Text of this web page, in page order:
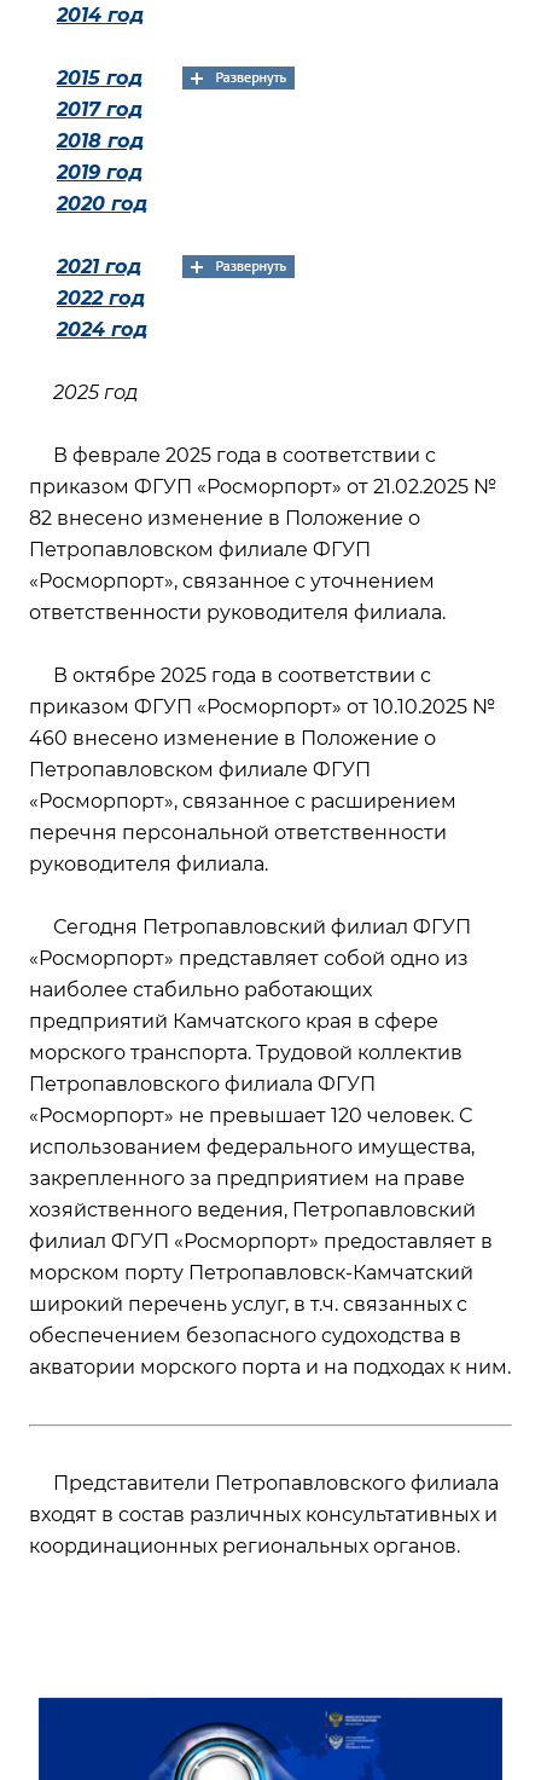
2014 год
2015 год
2017 год
2018 год
2019 год
2020 год
2021 год
2022 год
2024 год
2025 год
В феврале 2025 года в соответствии с
приказом ФГУП «Росморпорт» от 21.02.2025 №
82 внесено изменение в Положение о
Петропавловском филиале ФГУП
«Росморпорт», связанное с уточнением
ответственности руководителя филиала.
В октябре 2025 года в соответствии с
приказом ФГУП «Росморпорт» от 10.10.2025 №
460 внесено изменение в Положение о
Петропавловском филиале ФГУП
«Росморпорт», связанное с расширением
перечня персональной ответственности
руководителя филиала.
Сегодня Петропавловский филиал ФГУП
«Росморпорт» представляет собой одно из
наиболее стабильно работающих
предприятий Камчатского края в сфере
морского транспорта. Трудовой коллектив
Петропавловского филиала ФГУП
«Росморпорт» не превышает 120 человек. С
использованием федерального имущества,
закрепленного за предприятием на праве
хозяйственного ведения, Петропавловский
филиал ФГУП «Росморпорт» предоставляет в
морском порту Петропавловск-Камчатский
широкий перечень услуг, в т.ч. связанных с
обеспечением безопасного судоходства в
акватории морского порта и на подходах к ним.
Представители Петропавловского филиала
входят в состав различных консультативных и
координационных региональных органов.